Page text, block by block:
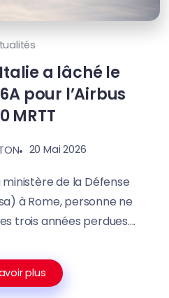
a lâché le
pour l’Airbus
MRTT
20 Mai 2026
ministère de la Défense
à Rome, personne ne
trois années perdues....
plus